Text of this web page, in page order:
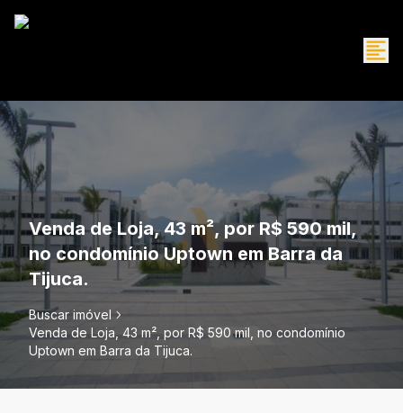
Venda de Loja, 43 m², por R$ 590 mil,
no condomínio Uptown em Barra da
Tijuca.
Buscar imóvel
Venda de Loja, 43 m², por R$ 590 mil, no condomínio
Uptown em Barra da Tijuca.